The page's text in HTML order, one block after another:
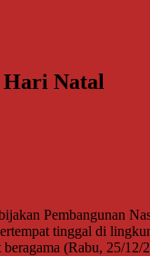
Hari Natal
Pembangunan
tinggal di
(Rabu, 25/12/